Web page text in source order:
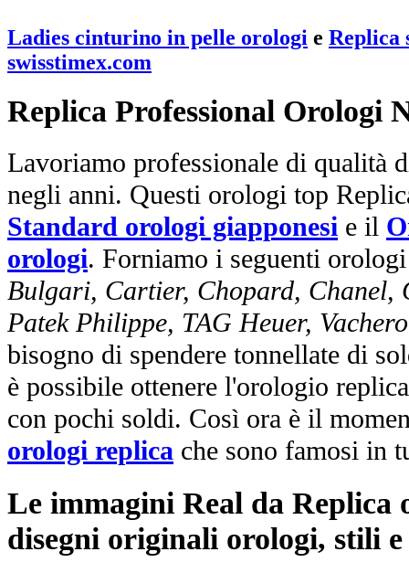
Ladies cinturino in pelle orologi e Replica
swisstimex.com
Replica Professional Orologi
Lavoriamo professionale di qualità
negli anni. Questi orologi top
Standard orologi giapponesi e il
orologi. Forniamo i seguenti
Bulgari, Cartier, Chopard, Chanel,
Patek Philippe, TAG Heuer,
bisogno di spendere tonnellate di
è possibile ottenere l'orologio
con pochi soldi. Così ora è il
orologi replica che sono famosi in
Le immagini Real da Replica
disegni originali orologi, stili